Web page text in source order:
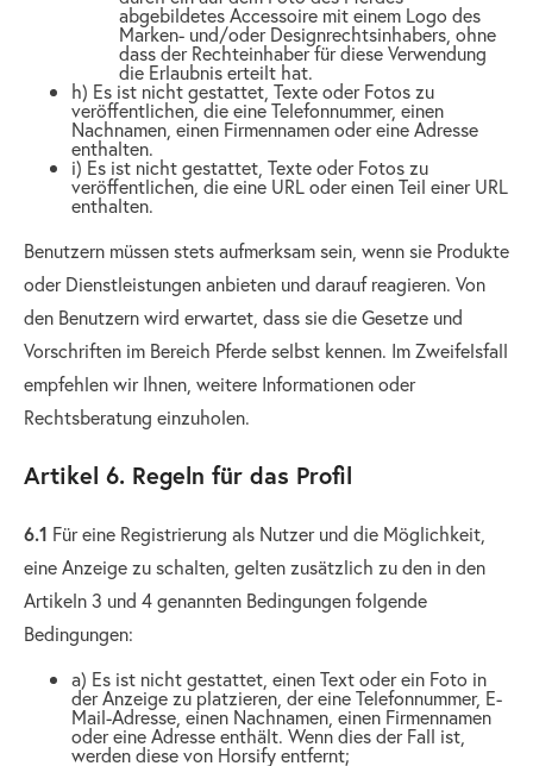
abgebildetes Accessoire mit einem Logo des
Marken- und/oder Designrechtsinhabers, ohne
dass der Rechteinhaber für diese Verwendung
die Erlaubnis erteilt hat.
h) Es ist nicht gestattet, Texte oder Fotos zu
veröffentlichen, die eine Telefonnummer, einen
Nachnamen, einen Firmennamen oder eine Adresse
enthalten.
i) Es ist nicht gestattet, Texte oder Fotos zu
veröffentlichen, die eine URL oder einen Teil einer URL
enthalten.
Benutzern müssen stets aufmerksam sein, wenn sie Produkte
oder Dienstleistungen anbieten und darauf reagieren. Von
den Benutzern wird erwartet, dass sie die Gesetze und
Vorschriften im Bereich Pferde selbst kennen. Im Zweifelsfall
empfehlen wir Ihnen, weitere Informationen oder
Rechtsberatung einzuholen.
Artikel 6. Regeln für das Profil
6.1 Für eine Registrierung als Nutzer und die Möglichkeit,
eine Anzeige zu schalten, gelten zusätzlich zu den in den
Artikeln 3 und 4 genannten Bedingungen folgende
Bedingungen:
a) Es ist nicht gestattet, einen Text oder ein Foto in
der Anzeige zu platzieren, der eine Telefonnummer, E-
Mail-Adresse, einen Nachnamen, einen Firmennamen
oder eine Adresse enthält. Wenn dies der Fall ist,
werden diese von Horsify entfernt;